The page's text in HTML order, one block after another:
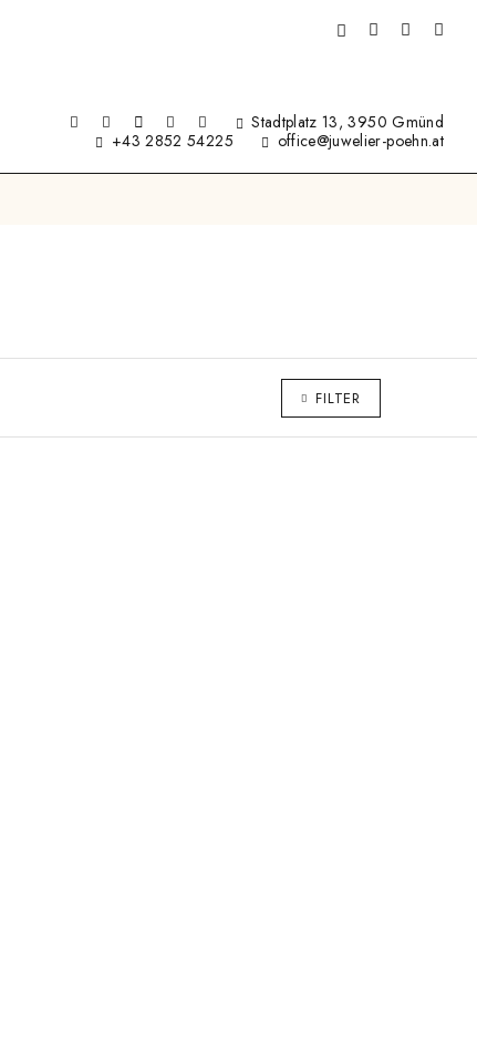
Stadtplatz 13, 3950 Gmünd
+43 2852 54225
office@juwelier-poehn.at
FILTER